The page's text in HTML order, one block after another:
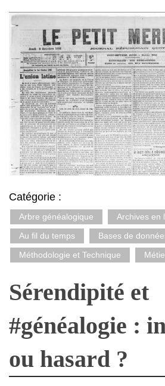
Catégorie :
Arbre généalogique
Archives en
Au fil du temps
Bases de
Méthodologie et Technique
Sérendipité et
#généalogie :
ou hasard ?